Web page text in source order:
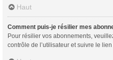
Haut
Comment puis-je résilier mes
Pour résilier vos abonnements,
contrôle de l’utilisateur et suivre le